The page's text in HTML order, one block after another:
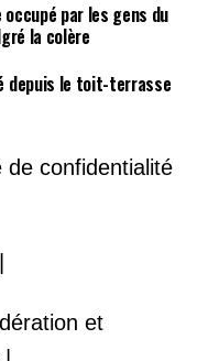
par les gens du
la colère
depuis le toit-terrasse
de confidentialité
et